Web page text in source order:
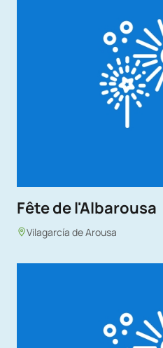
Fête de l'Albarousa
Vilagarcía de Arousa